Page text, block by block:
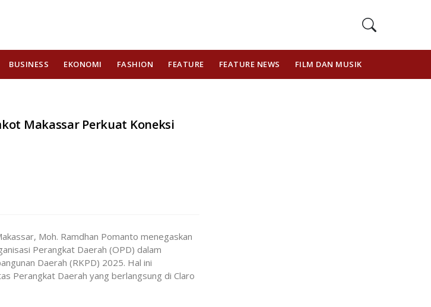
BUSINESS EKONOMI FASHION FEATURE FEATURE NEWS FILM DAN MUSIK
Makassar Perkuat Koneksi
Moh. Ramdhan Pomanto menegaskan
Perangkat Daerah (OPD) dalam
Daerah (RKPD) 2025. Hal ini
Perangkat Daerah yang berlangsung di Claro